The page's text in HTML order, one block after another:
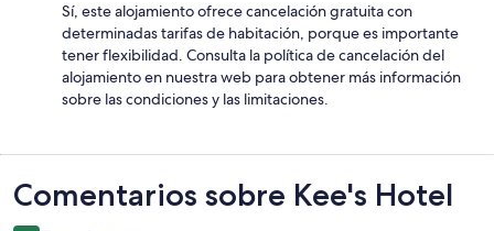
Sí, este alojamiento ofrece cancelación gratuita con
determinadas tarifas de habitación, porque es importante
tener flexibilidad. Consulta la política de cancelación del
alojamiento en nuestra web para obtener más información
sobre las condiciones y las limitaciones.
Comentarios
Comentarios sobre Kee's Hotel